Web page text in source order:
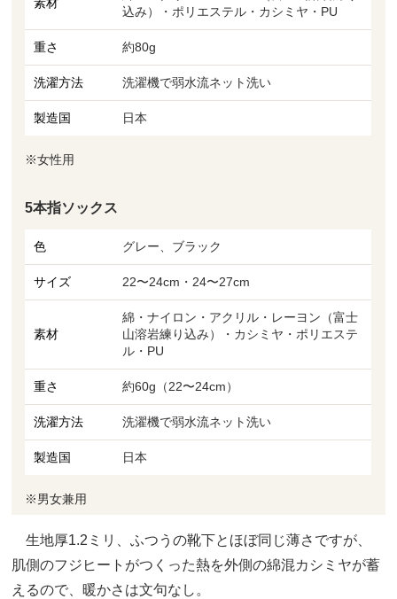
素材
込み）・ポリエステル・カシミヤ・PU
重さ 約80g
洗濯方法 洗濯機で弱水流ネット洗い
製造国 日本
※女性用
5本指ソックス
色 グレー、ブラック
サイズ 22〜24cm・24〜27cm
素材
綿・ナイロン・アクリル・レーヨン（富士
山溶岩練り込み）・カシミヤ・ポリエステ
ル・PU
重さ 約60g（22〜24cm）
洗濯方法 洗濯機で弱水流ネット洗い
製造国 日本
※男女兼用
生地厚1.2ミリ、ふつうの靴下とほぼ同じ薄さですが、
肌側のフジヒートがつくった熱を外側の綿混カシミヤが蓄
えるので、暖かさは文句なし。